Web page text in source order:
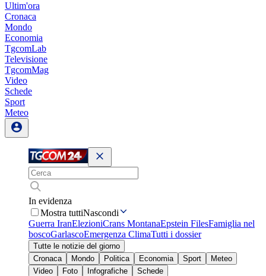
Ultim'ora
Cronaca
Mondo
Economia
TgcomLab
Televisione
TgcomMag
Video
Schede
Sport
Meteo
In evidenza
Mostra tuttiNascondi
Guerra IranElezioniCrans MontanaEpstein FilesFamiglia nel
boscoGarlascoEmergenza ClimaTutti i dossier
Tutte le notizie del giorno
Cronaca
Mondo Politica Economia Sport
Meteo
Video
Foto Infografiche
Schede